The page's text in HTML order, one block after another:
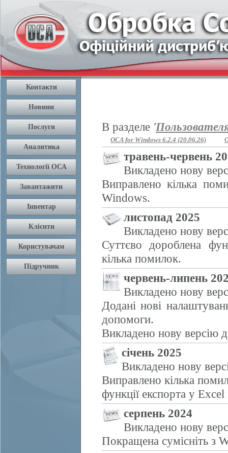
В разделе '
OCA for Windows 6.2.4 (20.06.26)
травень-червень
Викладено нову
Виправлено кілька
Windows.
листопад 2025
Викладено нову
Суттєво дороблена
кілька помилок.
червень-липень
Викладено нову
Додані нові
допомоги.
Викладено нову версію
січень 2025
Викладено нову
Виправлено кілька
функції експорта у Excel
серпень 2024
Викладено нову
Покращена сумісніть з